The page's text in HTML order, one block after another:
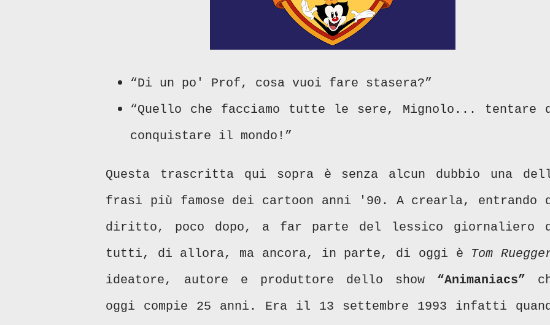
“Di un po' Prof, cosa vuoi fare stasera?”
“Quello che facciamo tutte le sere, Mignolo... tentare
conquistare il mondo!”
Questa trascritta qui sopra è senza alcun dubbio una
frasi più famose dei cartoon anni '90. A crearla, entrando
diritto, poco dopo, a far parte del lessico giornaliero
tutti, di allora, ma ancora, in parte, di oggi è Tom
ideatore, autore e produttore dello show “Animaniacs”
oggi compie 25 anni. Era il 13 settembre 1993 infatti